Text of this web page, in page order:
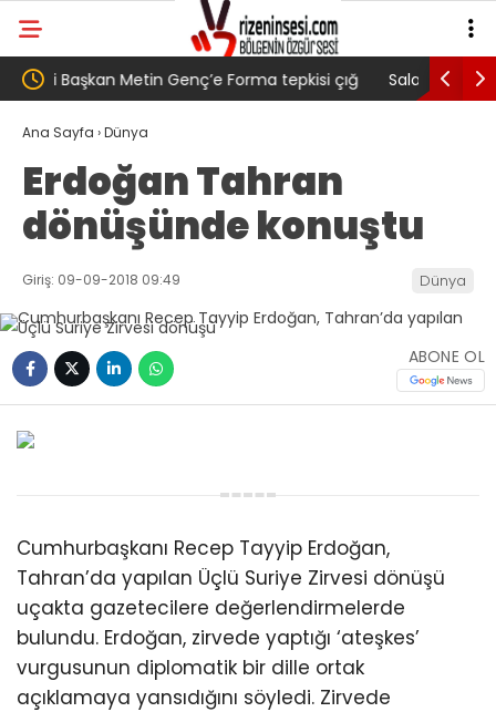
Salah transferi sonrası 6661 forma alan
belediye başkanına ‘Kimin parasıyla’ sorusu
Pazarlı
Ana Sayfa ›Dünya
Erdoğan Tahran
dönüşünde konuştu
Giriş: 09-09-2018 09:49 Dünya
ABONE OL
Cumhurbaşkanı Recep Tayyip Erdoğan,
Tahran’da yapılan Üçlü Suriye Zirvesi dönüşü
uçakta gazetecilere değerlendirmelerde
bulundu. Erdoğan, zirvede yaptığı ‘ateşkes’
vurgusunun diplomatik bir dille ortak
açıklamaya yansıdığını söyledi. Zirvede